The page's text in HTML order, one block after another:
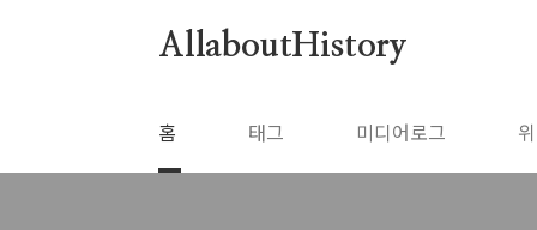
AllaboutHistory
홈 태그 미디어로그